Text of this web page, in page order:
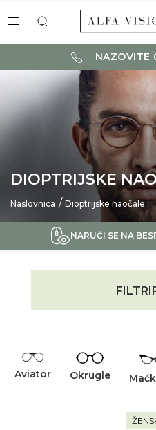
DIOPTRIJSKE
Naslovnica Dioptrijske naočale
NARUČI SE NA
Aviator Okrugle